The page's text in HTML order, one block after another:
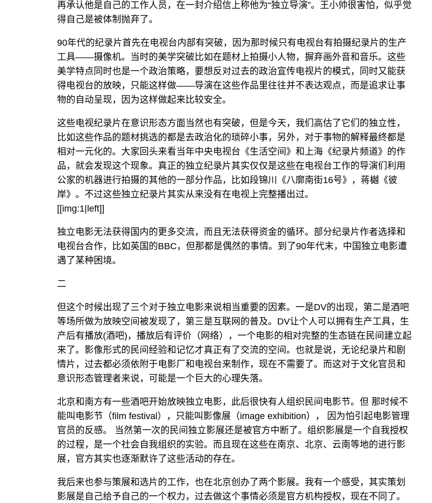
再承认他是自己的工作人员，在一封介绍信上称他为“独立导演”。王小帅很害怕，似乎觉
得自己是被体制抛弃了。
90年代的纪录片首先在电视台内部有突破，因为那时候只有电视台有拍摄纪录片的生产
工具——摄像机。当时的美学突破比如在题材上拍摄小人物，摒弃画外音和音乐。这些
美学特点同时也是一个政治策略，要想反对过去的政治宣传电视片的模式，同时又能获
得电视台的放映，只能这样做——导演在这些作品里往往并不表达观点，而是追求让事
物的自动呈现，因为这样做起来比较安全。
这些电视纪录片在意识形态方面当然也有突破，但是今天，我们高估了它们的独立性，
比如这些作品的题材挑选的都是去政治化的琐碎小事，另外，对于事物的解释最终都是
相对一元化的。大家回头来看当年中央电视台《生活空间》和上海《纪录片频道》的作
品，就会发现这个现象。真正的独立纪录片其实仅仅是这些在电视台工作的导演们利用
公家的机器进行拍摄的其他的一部分作品，比如段锦川《八廓南街16号》，蒋樾《彼
岸》。不过这些独立纪录片其实从来没有在电视上完整播出过。
[[img:1|left]]
独立电影无法获得国内的更多交流，而且无法获得资金的循环。部分纪录片作者选择和
电视台合作，比如英国的BBC，但那都是偶然的事情。到了90年代末，中国独立电影遭
遇了某种困境。
二
但这个时候出现了三个对于独立电影来说相当重要的因素。一是DV的出现，第二是酒吧
等场所做为放映空间被发现了，第三是互联网的普及。DV让个人可以拥有生产工具，生
产后有播放(酒吧)，播放后有评价（网络），一个电影的相对完整的生态链在民间建立起
来了。影像形式的民间经验和记忆才真正有了交流的空间。也就是说，无论纪录片和剧
情片，过去都必须依附于电影厂和电视台来制作，现在不需要了。而这对于文化官员和
意识形态管理者来说，可能是一个巨大的心理失落。
北京和南方有一些酒吧开始放映独立电影，此后很快有人组织民间电影节。但 那时候不
能叫电影节（film festival），只能叫影像展（image exhibition）， 因为怕引起电影管理
官员的反感。 当然第一次的民间独立影展还是被官方中断了。组织影展是一个自我授权
的过程，是一个社会自我组织的实验。而且现在这些在南京、北京、云南等地的进行影
展，官方其实也逐渐默许了这些活动的存在。
我后来也参与策展和选片的工作，也在北京创办了两个影展。我有一个感受，其实策划
影展是自己给予自己的一个权力，过去做这个事情必须是官方机构授权，现在不同了。